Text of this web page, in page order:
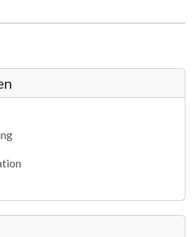
and functionality